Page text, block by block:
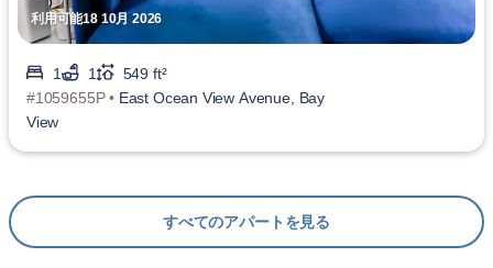
利用可能18 10月 2026
1 1
549 ft²
#1059655P • East Ocean View Avenue, Bay
View
すべてのアパートを見る